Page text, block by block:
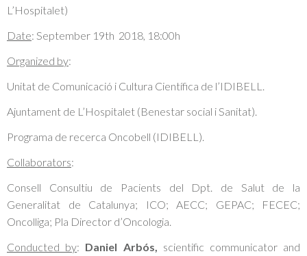
L’Hospitalet)
Date: September 19th 2018, 18:00h
Organized by:
Unitat de Comunicació i Cultura Científica de l’IDIBELL.
Ajuntament de L’Hospitalet (Benestar social i Sanitat).
Programa de recerca Oncobell (IDIBELL).
Collaborators:
Consell Consultiu de Pacients del Dpt. de Salut de la
Generalitat de Catalunya; ICO; AECC; GEPAC; FECEC;
Oncolliga; Pla Director d’Oncologia.
Conducted by: Daniel Arbós, scientific communicator and